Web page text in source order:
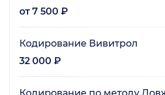
от 7 500 ₽
Кодирование Вивитрол
32 000 ₽